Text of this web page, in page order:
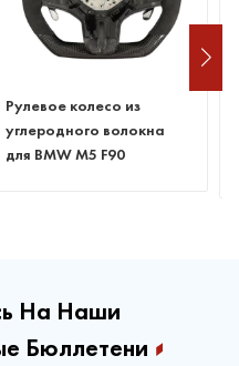
Горячая продажа
диффузора из
углеродного волокна
На Наши
Бюллетени